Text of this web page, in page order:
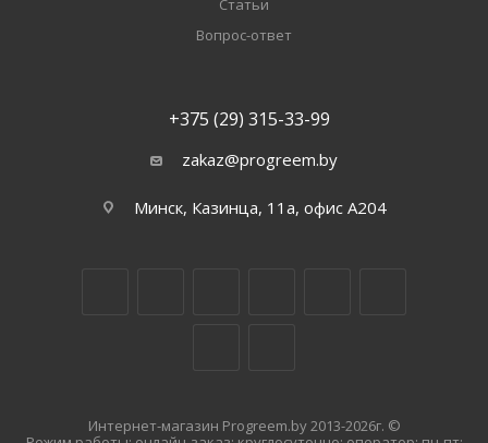
Статьи
Вопрос-ответ
+375 (29) 315-33-99
zakaz@progreem.by
Минск, Казинца, 11а, офис А204
Интернет-магазин Progreem.by 2013-2026г. ©